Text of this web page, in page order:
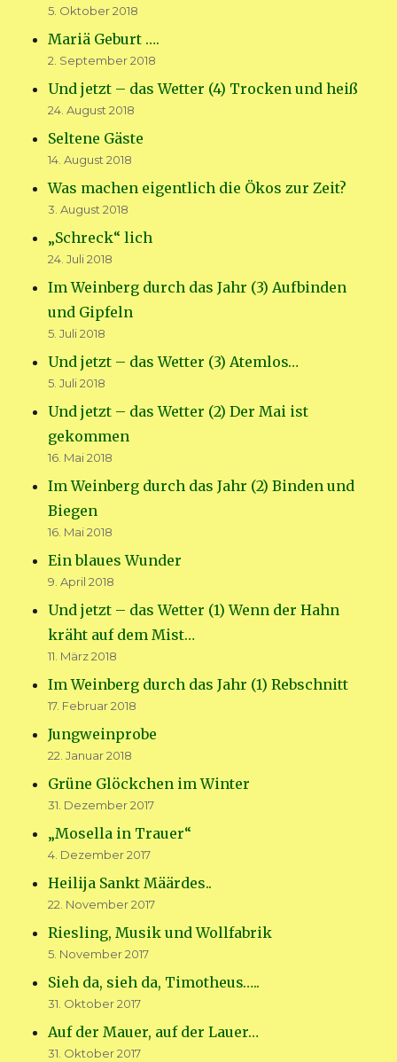
5. Oktober 2018
Mariä Geburt ….
2. September 2018
Und jetzt – das Wetter (4) Trocken und heiß
24. August 2018
Seltene Gäste
14. August 2018
Was machen eigentlich die Ökos zur Zeit?
3. August 2018
„Schreck“ lich
24. Juli 2018
Im Weinberg durch das Jahr (3) Aufbinden
und Gipfeln
5. Juli 2018
Und jetzt – das Wetter (3) Atemlos…
5. Juli 2018
Und jetzt – das Wetter (2) Der Mai ist
gekommen
16. Mai 2018
Im Weinberg durch das Jahr (2) Binden und
Biegen
16. Mai 2018
Ein blaues Wunder
9. April 2018
Und jetzt – das Wetter (1) Wenn der Hahn
kräht auf dem Mist…
11. März 2018
Im Weinberg durch das Jahr (1) Rebschnitt
17. Februar 2018
Jungweinprobe
22. Januar 2018
Grüne Glöckchen im Winter
31. Dezember 2017
„Mosella in Trauer“
4. Dezember 2017
Heilija Sankt Määrdes..
22. November 2017
Riesling, Musik und Wollfabrik
5. November 2017
Sieh da, sieh da, Timotheus…..
31. Oktober 2017
Auf der Mauer, auf der Lauer…
31. Oktober 2017